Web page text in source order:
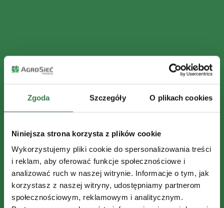
Zgoda Szczegóły O plikach cookies
Niniejsza strona korzysta z plików cookie
Wykorzystujemy pliki cookie do spersonalizowania treści
i reklam, aby oferować funkcje społecznościowe i
analizować ruch w naszej witrynie. Informacje o tym, jak
korzystasz z naszej witryny, udostępniamy partnerom
społecznościowym, reklamowym i analitycznym.